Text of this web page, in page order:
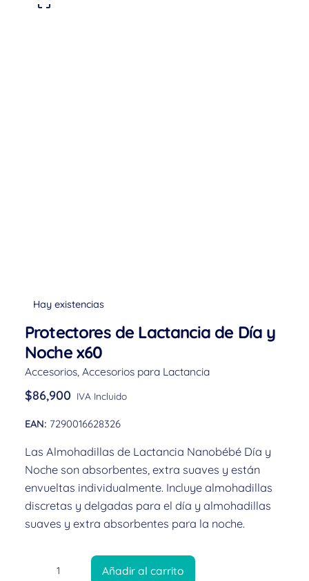
Hay existencias
Protectores de Lactancia de Día y
Noche x60
Accesorios, Accesorios para Lactancia
$86,900 IVA Incluido
EAN: 7290016628326
Las Almohadillas de Lactancia Nanobébé Día y
Noche son absorbentes, extra suaves y están
envueltas individualmente. Incluye almohadillas
discretas y delgadas para el día y almohadillas
suaves y extra absorbentes para la noche.
Añadir al carrito